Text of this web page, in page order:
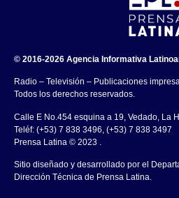
© 2016-2026 Agencia Informativa
Radio – Televisión – Publicaciones
Todos los derechos reservados.
Calle E No.454 esquina a 19, Vedado, La
Teléf: (+53) 7 838 3496, (+53) 7 838 3497
Prensa Latina © 2023 .
Sitio diseñado y desarrollado por el
Dirección Técnica de Prensa Latina.